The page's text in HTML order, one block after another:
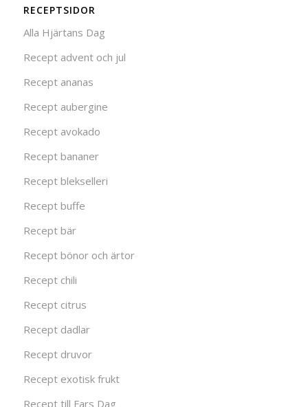
RECEPTSIDOR
Alla Hjärtans Dag
Recept advent och jul
Recept ananas
Recept aubergine
Recept avokado
Recept bananer
Recept blekselleri
Recept buffe
Recept bär
Recept bönor och ärtor
Recept chili
Recept citrus
Recept dadlar
Recept druvor
Recept exotisk frukt
Recept till Fars Dag